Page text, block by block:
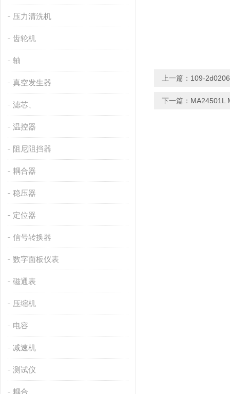
压力清洗机
齿轮机
轴
真空发生器
滤芯、
温控器
阻尼阻挡器
耦合器
稳压器
定位器
信号转换器
数字面板仪表
磁通表
压缩机
电容
减速机
测试仪
耦合
上一篇： 109-
下一篇： MA24501L